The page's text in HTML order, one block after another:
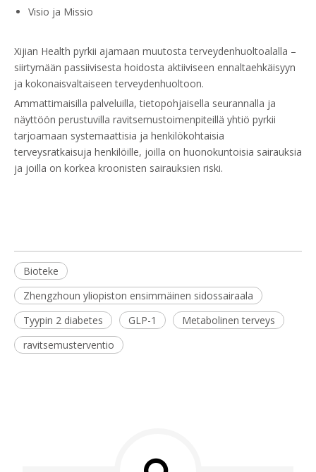
Visio ja Missio
Xijian Health pyrkii ajamaan muutosta terveydenhuoltoalalla –
siirtymään passiivisesta hoidosta aktiiviseen ennaltaehkäisyyn
ja kokonaisvaltaiseen terveydenhuoltoon.
Ammattimaisilla palveluilla, tietopohjaisella seurannalla ja
näyttöön perustuvilla ravitsemustoimenpiteillä yhtiö pyrkii
tarjoamaan systemaattisia ja henkilökohtaisia ​​
terveysratkaisuja henkilöille, joilla on huonokuntoisia sairauksia
ja joilla on korkea kroonisten sairauksien riski.
Bioteke
Zhengzhoun yliopiston ensimmäinen sidossairaala
Tyypin 2 diabetes
GLP-1
Metabolinen terveys
ravitsemusterventio